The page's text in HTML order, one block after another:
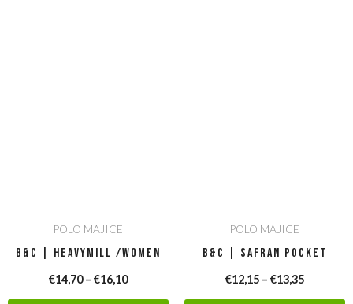
POLO MAJICE
B&C | Heavymill /women
€14,70– €16,10
POLO MAJICE
B&C | Safran Pocket
€12,15 – €13,35